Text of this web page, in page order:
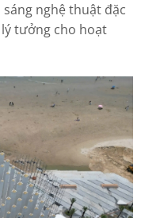
nghệ thuật đặc
lý tưởng cho hoạt